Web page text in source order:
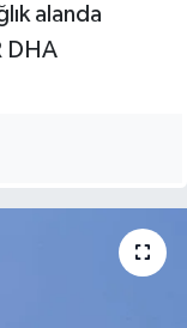
alanda
DHA